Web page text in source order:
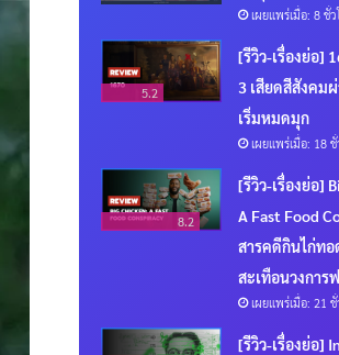
เผยแพร่เมื่อ: 8 ชั่
5.2
[รีวิว-เรื่องย่อ]
3 เสียดสีสังคม
เริ่มหมดมุก
เผยแพร่เมื่อ: 18
8.2
[รีวิว-เรื่องย่อ]
A Fast Food
สารคดีกินไก่ทอ
สะเทือนวงการ
เผยแพร่เมื่อ: 21
[รีวิว-เรื่องย่อ]